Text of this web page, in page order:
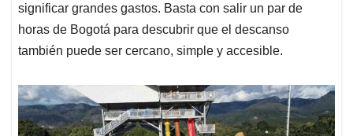
significar grandes gastos. Basta con salir un par de
horas de Bogotá para descubrir que el descanso
también puede ser cercano, simple y accesible.